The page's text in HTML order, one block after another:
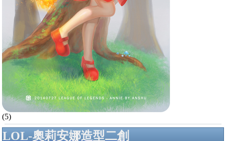
(5)
LOL-奧莉安娜造型二創